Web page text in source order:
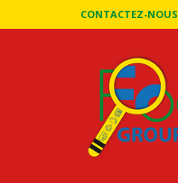
CONTACTEZ-NOUS